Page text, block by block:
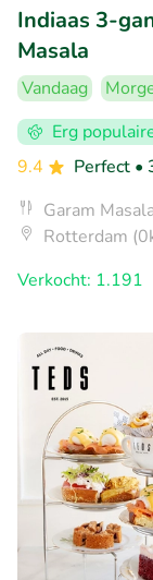
Indiaas 3-
Masala
Vandaag
Erg
9.4
Perfect •
Garam
Rotterdam
Verkocht: 1.191